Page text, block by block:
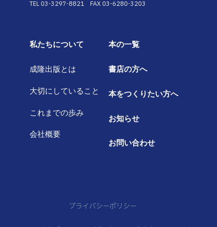
TEL 03-3297-8821 FAX 03-6280-3203
私たちについて
成隆出版とは
大切にしていること
これまでの歩み
会社概要
本の一覧
書店の方へ
本をつくりたい方へ
お知らせ
お問い合わせ
プライバシーポリシー